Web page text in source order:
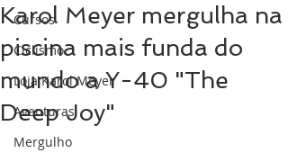
Cursos
Ciclismo
Loja Karol Meyer
Aventuras
Mergulho
Karol Meyer mergulha na
piscina mais funda do
mundo a Y-40 "The
Deep Joy"